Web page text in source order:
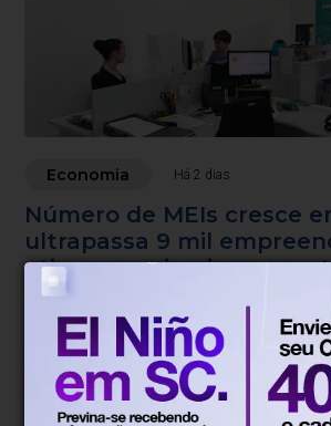
Economia Há 2 dias
Número de MEIs cresce
ultrapassa 9 mil
ativos no primeiro
Levantamento aponta aumento no
microempreendedores individuais e
atendimentos realizados pelo Espaço
entre janeiro e junho.
Blumenau, SC